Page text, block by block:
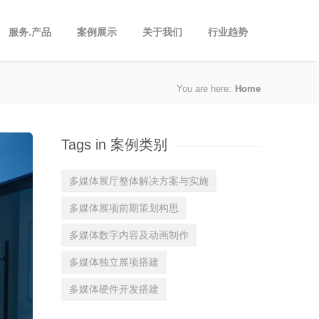
服务.产品 案例展示 关于我们 行业趋势
You are here: Home
Tags in 案例类别
多媒体展厅整体解决方案与实施
多媒体展项前期策划构思
多媒体数字内容及动画制作
多媒体独立展项搭建
多媒体硬件开发搭建